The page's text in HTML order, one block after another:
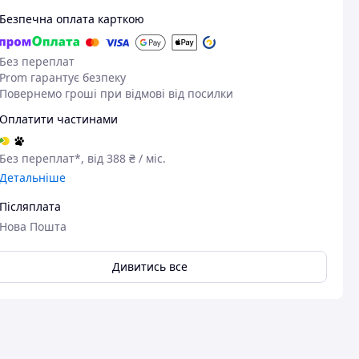
Безпечна оплата карткою
Без переплат
Prom гарантує безпеку
Повернемо гроші при відмові від посилки
Оплатити частинами
Без переплат*, від 388 ₴ / міс.
Детальніше
Післяплата
Нова Пошта
Дивитись все